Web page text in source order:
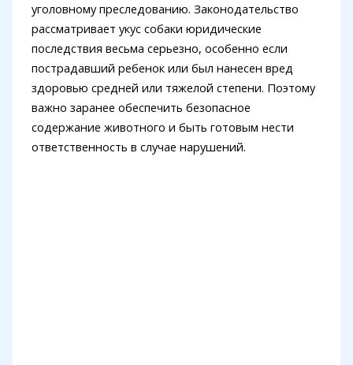
уголовному преследованию. Законодательство
рассматривает укус собаки юридические
последствия весьма серьезно, особенно если
пострадавший ребенок или был нанесен вред
здоровью средней или тяжелой степени. Поэтому
важно заранее обеспечить безопасное
содержание животного и быть готовым нести
ответственность в случае нарушений.